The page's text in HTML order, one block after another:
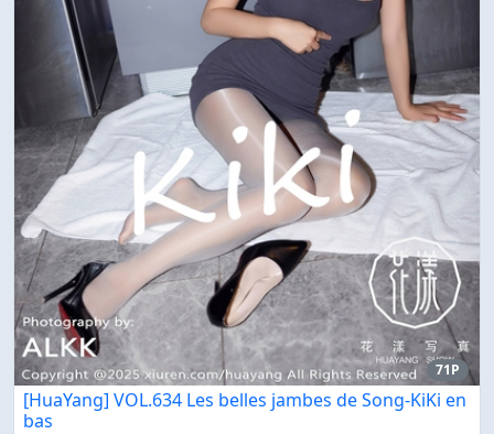
71P
[HuaYang] VOL.634 Les belles jambes de Song-KiKi en
bas